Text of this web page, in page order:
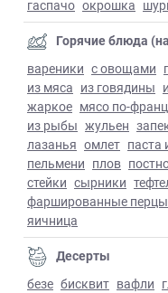
гаспачо окрошка
Горячие блюда
вареники с овощами
из мяса из говядины
жаркое мясо по-
из рыбы жульен
лазанья омлет паста
пельмени плов
стейки сырники
фаршированные перцы
яичница
Десерты
безе бисквит вафли